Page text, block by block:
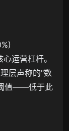
运营杠杆。
层声称的"数
值——低于此